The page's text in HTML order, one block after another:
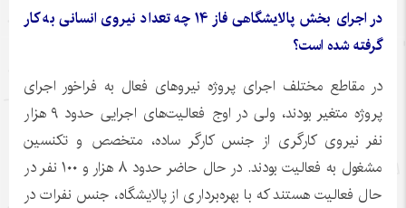
در اجرای بخش پالایشگاهی فاز ۱۴ چه تعداد نیروی انسانی به کار
گرفته شده است؟
در مقاطع مختلف اجرای پروژه نیروهای فعال به فراخور اجرای
پروژه متغیر بودند، ولی در اوج فعالیت‌های اجرایی حدود ۹ هزار
نفر نیروی کارگری از جنس کارگر ساده، متخصص و تکنسین
مشغول به فعالیت بودند. در حال حاضر حدود ۸ هزار و ۱۰۰ نفر در
حال فعالیت هستند که با بهره‌برداری از پالایشگاه، جنس نفرات در